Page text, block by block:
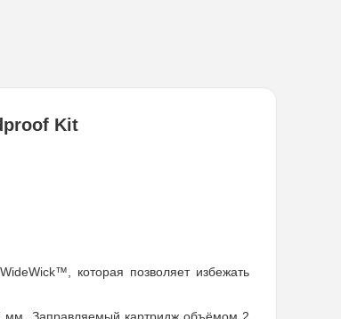
Kit
которая позволяет избежать